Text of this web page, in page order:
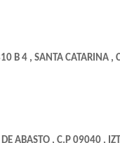
B 4 , SANTA CATARINA ,
ABASTO , C.P 09040 ,